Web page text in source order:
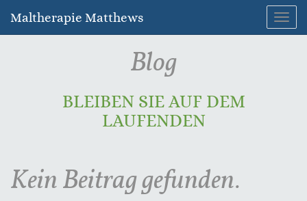
Maltherapie Matthews
Blog
BLEIBEN SIE AUF DEM
LAUFENDEN
Kein Beitrag gefunden.